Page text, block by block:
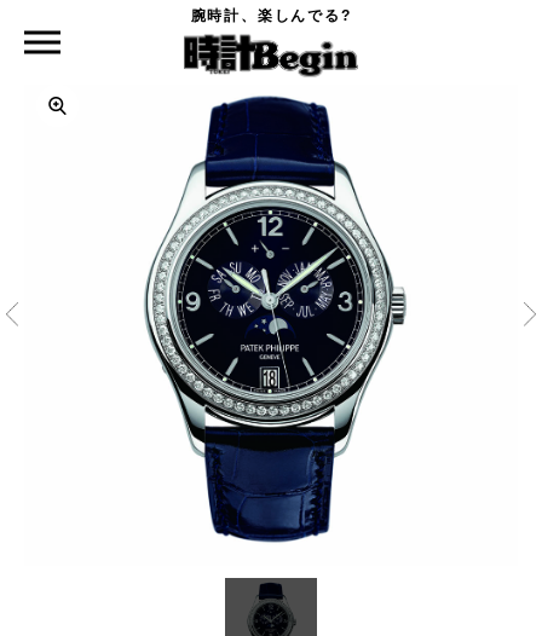
腕時計、楽しんでる?
PATEK PHILIPPE 5147